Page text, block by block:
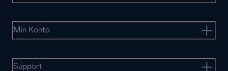
Min Konto
Support